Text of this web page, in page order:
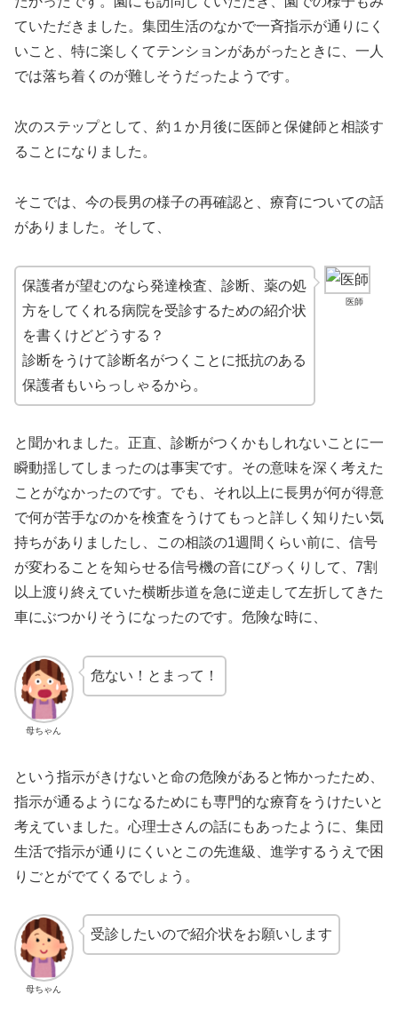
ていただきました。集団生活のなかで一斉指示が通りにく
いこと、特に楽しくてテンションがあがったときに、一人
では落ち着くのが難しそうだったようです。
次のステップとして、約１か月後に医師と保健師と相談す
ることになりました。
そこでは、今の長男の様子の再確認と、療育についての話
がありました。そして、
医師
保護者が望むのなら発達検査、診断、薬の処
方をしてくれる病院を受診するための紹介状
を書くけどどうする？
診断をうけて診断名がつくことに抵抗のある
保護者もいらっしゃるから。
と聞かれました。正直、診断がつくかもしれないことに一
瞬動揺してしまったのは事実です。その意味を深く考えた
ことがなかったのです。でも、それ以上に長男が何が得意
で何が苦手なのかを検査をうけてもっと詳しく知りたい気
持ちがありましたし、この相談の1週間くらい前に、信号
が変わることを知らせる信号機の音にびっくりして、7割
以上渡り終えていた横断歩道を急に逆走して左折してきた
車にぶつかりそうになったのです。危険な時に、
母ちゃん
危ない！とまって！
という指示がきけないと命の危険があると怖かったため、
指示が通るようになるためにも専門的な療育をうけたいと
考えていました。心理士さんの話にもあったように、集団
生活で指示が通りにくいとこの先進級、進学するうえで困
りごとがでてくるでしょう。
母ちゃん
受診したいので紹介状をお願いします